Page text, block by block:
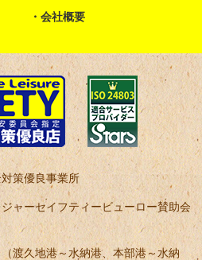
会社概要
策優良事業所
ャーセイフティービューロー賛助会
渡久地港～水納港、本部港～水納